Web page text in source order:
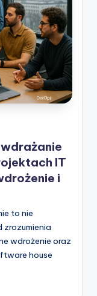
IT
i
to nie
zrozumienia
wdrożenie oraz
house